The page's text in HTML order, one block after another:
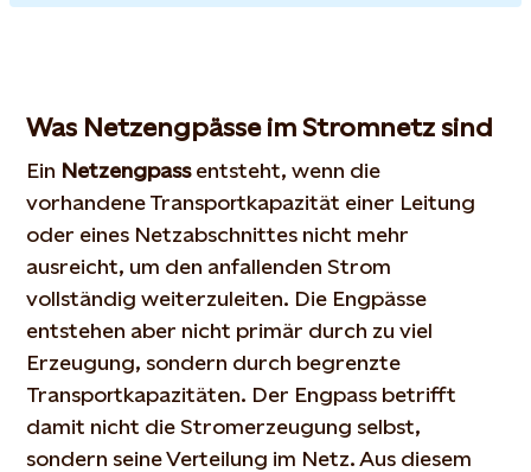
Was Netzengpässe im Stromnetz sind
Ein Netzengpassentsteht, wenn die
vorhandene Transportkapazität einer Leitung
oder eines Netzabschnittes nicht mehr
ausreicht, um den anfallenden Strom
vollständig weiterzuleiten. Die Engpässe
entstehen aber nicht primär durch zu viel
Erzeugung, sondern durch begrenzte
Transportkapazitäten. Der Engpass betrifft
damit nicht die Stromerzeugung selbst,
sondern seine Verteilung im Netz. Aus diesem